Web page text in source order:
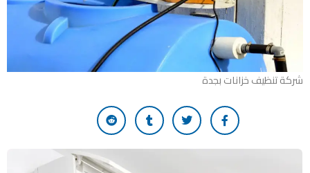
شركة تنظيف خزانات بجدة